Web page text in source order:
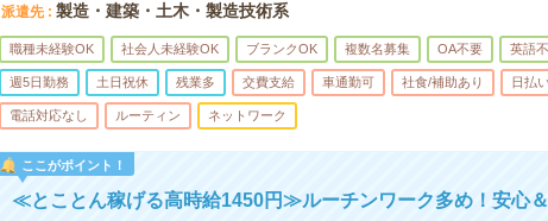
派遣先 製造・建築・土木・製造技術系
職種未経験OK 社会人未経験OK ブランクOK 複数名募集 OA不要 英語
週5日勤務 土日祝休 残業多 交費支給 車通勤可 社食/補助あり 日払
電話対応なし ルーティン ネットワーク
ここがポイント！
≪とことん稼げる高時給1450円≫ルーチンワーク多め！安心＆